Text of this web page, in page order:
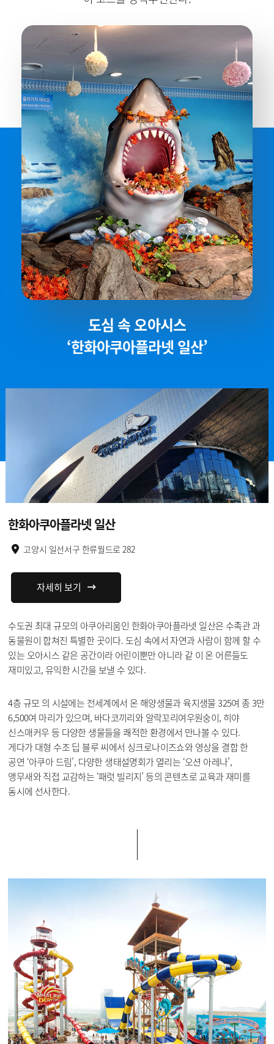
도심 속 오아시스
‘한화아쿠아플라넷 일산’
한화아쿠아플라넷 일산
고양시 일선서구 한류월드로 282
자세히 보기
수도권 최대 규모의 아쿠아리움인 한화아쿠아플라넷 일산은 수족관 과
동물원이 합쳐진 특별한 곳이다. 도심 속에서 자연과 사람이 함께 할 수
있는 오아시스 같은 공간이라 어린이뿐만 아니라 같 이 온 어른들도
재미있고, 유익한 시간을 보낼 수 있다.
4층 규모 의 시설에는 전세계에서 온 해양생물과 육지생물 325여 종 3만
6,500여 마리가 있으며, 바다코끼리와 알락꼬리여우원숭이, 히야
신스매커우 등 다양한 생물들을 쾌적한 환경에서 만나볼 수 있다.
게다가 대형 수조 딥 블루 씨에서 싱크로나이즈쇼와 영상을 결합 한
공연 ‘아쿠아 드림’, 다양한 생태설명회가 열리는 ‘오션 아레나’,
앵무새와 직접 교감하는 ‘패럿 빌리지’ 등의 콘텐츠로 교육과 재미를
동시에 선사한다.